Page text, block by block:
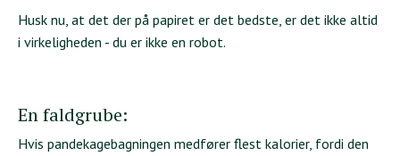
Husk nu, at det der på papiret er det bedste, er det ikke altid
i virkeligheden - du er ikke en robot.
En faldgrube:
Hvis pandekagebagningen medfører flest kalorier, fordi den